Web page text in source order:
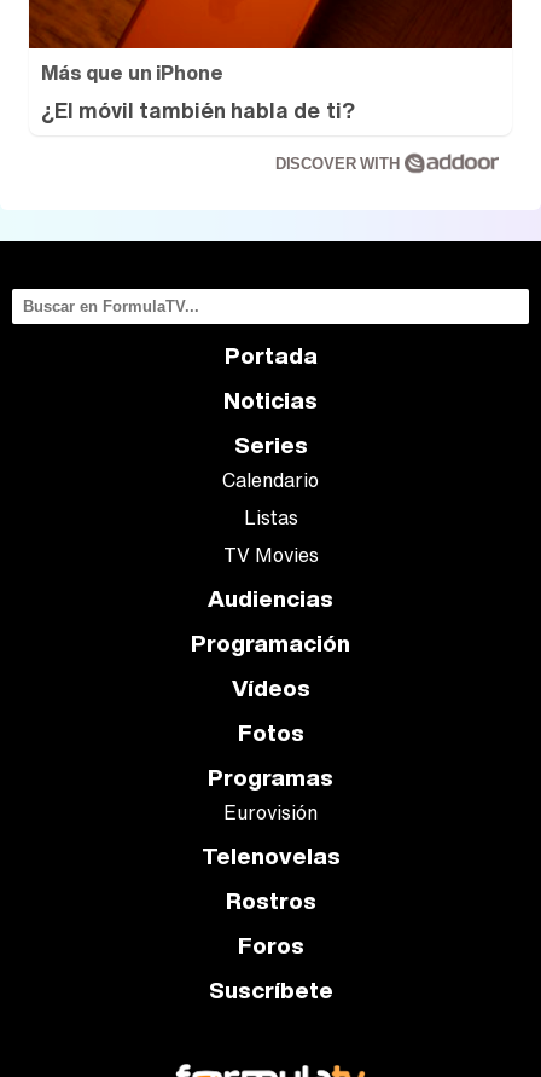
Más que un iPhone
¿El móvil también habla de ti?
DISCOVER WITH
Portada
Noticias
Series
Calendario
Listas
TV Movies
Audiencias
Programación
Vídeos
Fotos
Programas
Eurovisión
Telenovelas
Rostros
Foros
Suscríbete